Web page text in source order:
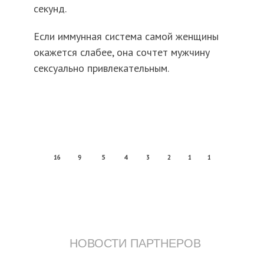
секунд.
Если иммунная система самой женщины
окажется слабее, она сочтет мужчину
сексуально привлекательным.
16 9 5 4 3 2 1 1
НОВОСТИ ПАРТНЕРОВ